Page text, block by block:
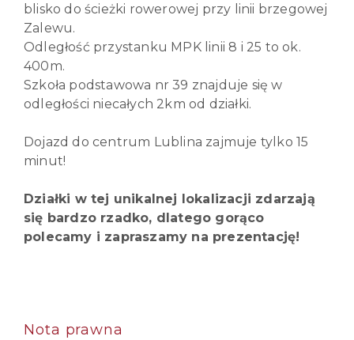
blisko do ścieżki rowerowej przy linii brzegowej
Zalewu.
Odległość przystanku MPK linii 8 i 25 to ok.
400m.
Szkoła podstawowa nr 39 znajduje się w
odległości niecałych 2km od działki.
Dojazd do centrum Lublina zajmuje tylko 15
minut!
Działki w tej unikalnej lokalizacji zdarzają
się bardzo rzadko, dlatego gorąco
polecamy i zapraszamy na prezentację!
Nota prawna